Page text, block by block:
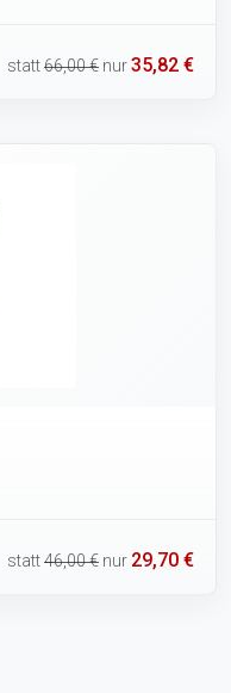
statt66,00 € nur35,82 €
statt46,00 € nur 29,70 €